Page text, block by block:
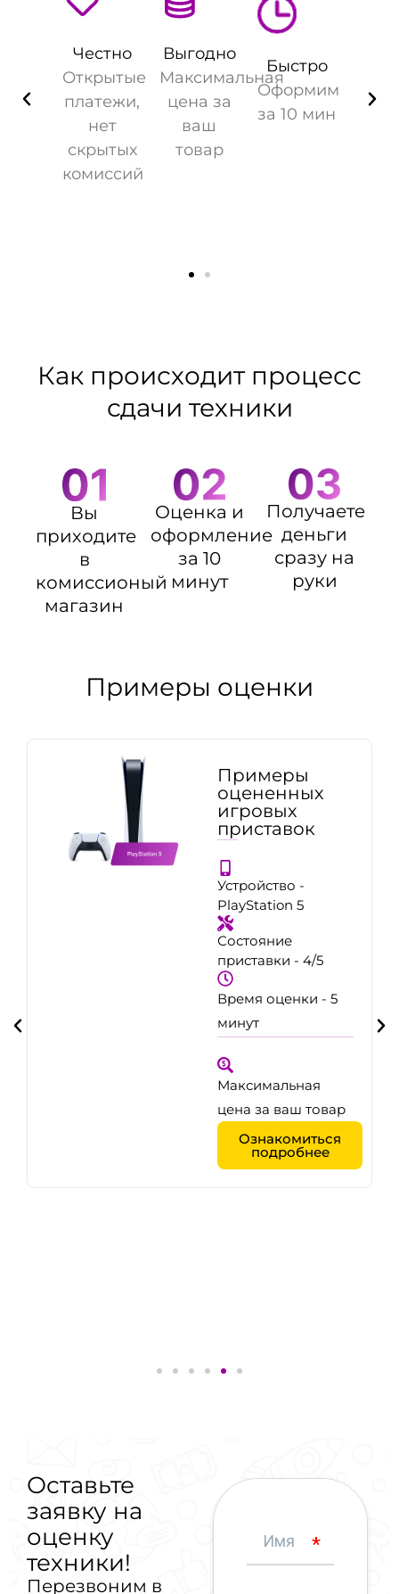
Честно
Открытые
платежи,
нет
скрытых
комиссий
Выгодно
Максимальная
цена за
ваш
товар
Быстро
Оформим
за 10 мин
Как происходит процесс
сдачи техники
Вы
приходите
в
комиссионый
магазин
Оценка и
оформление
за 10
минут
Получаете
деньги
сразу на
руки
Примеры оценки
Примеры
оцененных
игровых
приставок
Устройство -
PlayStation 5
Состояние
приставки - 4/5
Время оценки - 5
минут
Максимальная
цена за ваш товар
Ознакомиться
подробнее
Оставьте
заявку на
оценку
техники!
Перезвоним в